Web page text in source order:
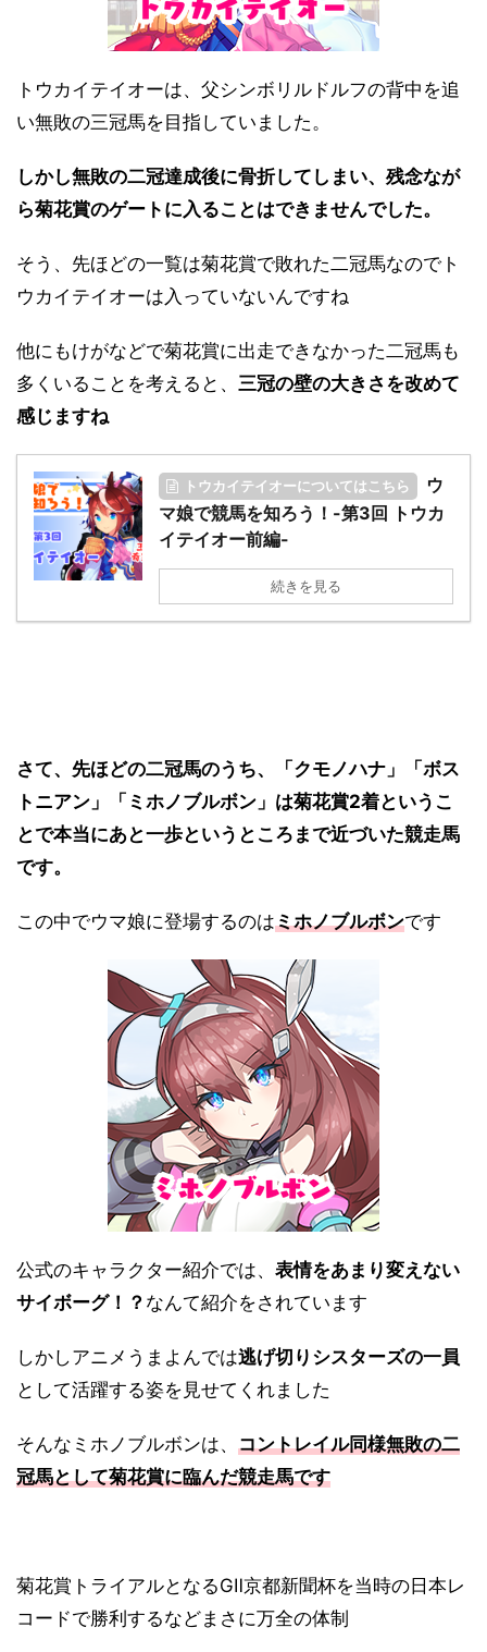
トウカイテイオーは、父シンボリルドルフの背中を追
い無敗の三冠馬を目指していました。
しかし無敗の二冠達成後に骨折してしまい、残念なが
ら菊花賞のゲートに入ることはできませんでした。
そう、先ほどの一覧は菊花賞で敗れた二冠馬なのでト
ウカイテイオーは入っていないんですね
他にもけがなどで菊花賞に出走できなかった二冠馬も
多くいることを考えると、 三冠の壁の大きさを改めて
感じますね
トウカイテイオーについてはこちら
ウ
マ娘で競馬を知ろう！-第3回 トウカ
イテイオー前編-
続きを見る
さて、先ほどの二冠馬のうち、「クモノハナ」「ボス
トニアン」「ミホノブルボン」は菊花賞2着というこ
とで本当にあと一歩というところまで近づいた競走馬
です。
この中でウマ娘に登場するのはミホノブルボンです
公式のキャラクター紹介では、 表情をあまり変えない
サイボーグ！？ なんて紹介をされています
しかしアニメうまよんでは逃げ切りシスターズの一員
として活躍する姿を見せてくれました
そんなミホノブルボンは、 コントレイル同様無敗の二
冠馬として菊花賞に臨んだ競走馬です
菊花賞トライアルとなるGⅡ京都新聞杯を当時の日本レ
コードで勝利するなどまさに万全の体制